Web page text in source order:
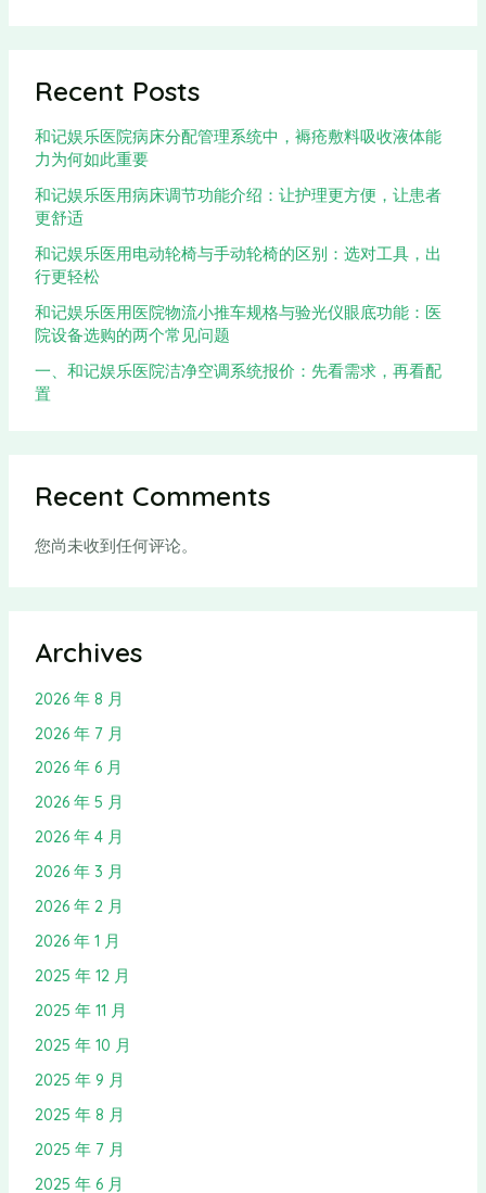
Recent Posts
和记娱乐医院病床分配管理系统中，褥疮敷料吸收液体能
力为何如此重要
和记娱乐医用病床调节功能介绍：让护理更方便，让患者
更舒适
和记娱乐医用电动轮椅与手动轮椅的区别：选对工具，出
行更轻松
和记娱乐医用医院物流小推车规格与验光仪眼底功能：医
院设备选购的两个常见问题
一、和记娱乐医院洁净空调系统报价：先看需求，再看配
置
Recent Comments
您尚未收到任何评论。
Archives
2026 年 8 月
2026 年 7 月
2026 年 6 月
2026 年 5 月
2026 年 4 月
2026 年 3 月
2026 年 2 月
2026 年 1 月
2025 年 12 月
2025 年 11 月
2025 年 10 月
2025 年 9 月
2025 年 8 月
2025 年 7 月
2025 年 6 月